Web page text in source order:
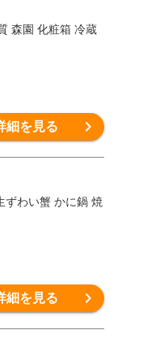
森園 化粧箱 冷蔵
細を見る
ずわい蟹 かに鍋 焼
細を見る